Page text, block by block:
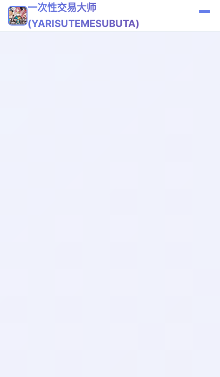
一次性交易大师
(YARISUTEMESUBUTA)